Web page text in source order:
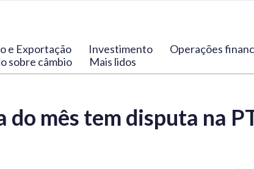
e Exportação Investimento Operações
sobre câmbio Mais lidos
do mês tem disputa na